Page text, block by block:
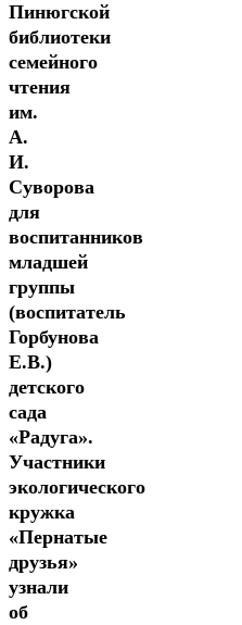
Пинюгской
библиотеки
семейного
чтения
им.
А.
И.
Суворова
для
воспитанников
младшей
группы
(воспитатель
Горбунова
Е.В.)
детского
сада
«Радуга».
Участники
экологического
кружка
«Пернатые
друзья»
узнали
об